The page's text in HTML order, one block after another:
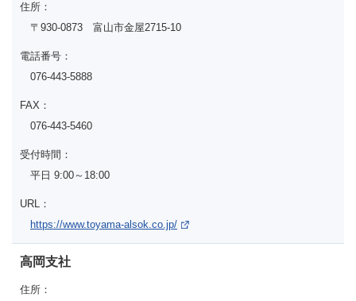
住所：
〒930-0873 富山市金屋2715-10
電話番号：
076-443-5888
FAX：
076-443-5460
受付時間：
平日 9:00～18:00
URL：
https://www.toyama-alsok.co.jp/
高岡支社
住所：